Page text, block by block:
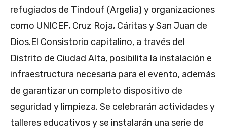
refugiados de Tindouf (Argelia) y organizaciones
como UNICEF, Cruz Roja, Cáritas y San Juan de
Dios.El Consistorio capitalino, a través del
Distrito de Ciudad Alta, posibilita la instalación e
infraestructura necesaria para el evento, además
de garantizar un completo dispositivo de
seguridad y limpieza. Se celebrarán actividades y
talleres educativos y se instalarán una serie de